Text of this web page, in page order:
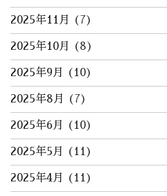
2025年11月 (7)
2025年10月 (8)
2025年9月 (10)
2025年8月 (7)
2025年6月 (10)
2025年5月 (11)
2025年4月 (11)